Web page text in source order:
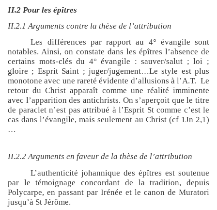
II.2 Pour les épîtres
II.2.1 Arguments contre la thèse de l’attribution
Les différences par rapport au 4° évangile sont
notables. Ainsi, on constate dans les épîtres l’absence de
certains mots-clés du 4° évangile : sauver/salut ; loi ;
gloire ; Esprit Saint ; juger/jugement…Le style est plus
monotone avec une rareté évidente d’allusions à l’A.T. Le
retour du Christ apparaît comme une réalité imminente
avec l’apparition des antichrists. On s’aperçoit que le titre
de paraclet n’est pas attribué à l’Esprit St comme c’est le
cas dans l’évangile, mais seulement au Christ (cf 1Jn 2,1)
…
II.2.2 Arguments en faveur de la thèse de l’attribution
L’authenticité johannique des épîtres est soutenue
par le témoignage concordant de la tradition, depuis
Polycarpe, en passant par Irénée et le canon de Muratori
jusqu’à St Jérôme.